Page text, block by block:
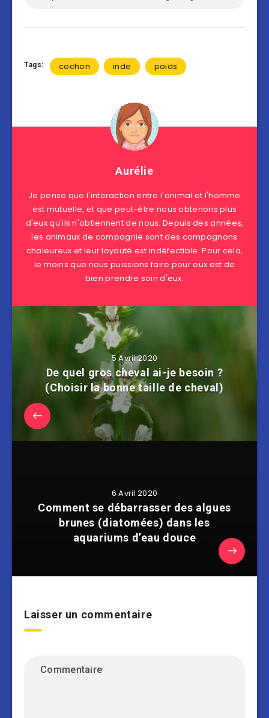
Tags: cochon inde poids
Aurélie
Je pense que l'interaction entre l'animal et l'homme
est mutuelle, et que peut-être nous obtenons plus
d'eux qu'ils n'obtiennent de nous. Depuis des années,
les animaux de compagnie sont des compagnons
chaleureux et leur loyauté est indéfectible. Pour cela,
le moins que nous puissions faire pour eux est de
bien prendre soin d'eux.
5 Avril 2020
De quel gros cheval ai-je besoin ?
(Choisir la bonne taille de cheval)
6 Avril 2020
Comment se débarrasser des algues
brunes (diatomées) dans les
aquariums d’eau douce
Laisser un commentaire